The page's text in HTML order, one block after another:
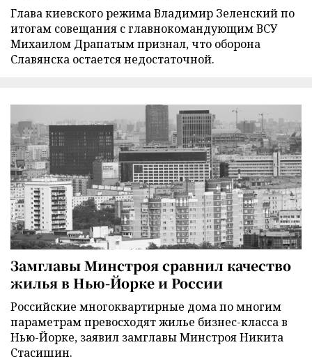
Глава киевского режима Владимир Зеленский по
итогам совещания с главнокомандующим ВСУ
Михаилом Драпатым признал, что оборона
Славянска остается недостаточной.
Замглавы Минстроя сравнил качество
жилья в Нью-Йорке и России
Российские многоквартирные дома по многим
параметрам превосходят жилье бизнес-класса в
Нью-Йорке, заявил замглавы Минстроя Никита
Стасишин.